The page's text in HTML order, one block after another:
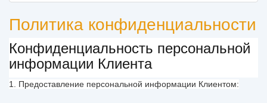
Политика конфиденциальности
Конфиденциальность персональной
информации Клиента
1. Предоставление персональной информации Клиентом: